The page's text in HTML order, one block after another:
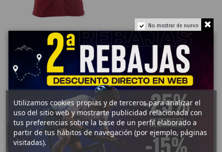
No mostrar de nuevo
CAMISETA
M/C ORBEA
RETRO RITA
BURDEOS
21,00 €
30,00 €
Añadir al carrito
¡En oferta!
-8,71 €
CAMISETAS 26,30 €
-7,70 €
CAMISETAS 23,25 €
Utilizamos cookies propias y de terceros para analizar el
uso del sitio web y mostrarte publicidad relacionada con
tus preferencias sobre la base de un perfil elaborado a
partir de tus hábitos de navegación (por ejemplo, páginas
visitadas).